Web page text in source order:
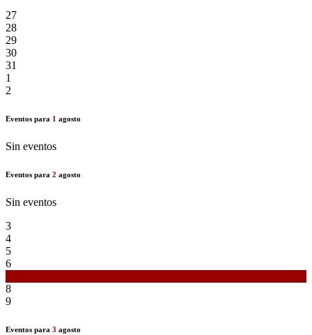
27
28
29
30
31
1
2
Eventos para 1 agosto
Sin eventos
Eventos para 2 agosto
Sin eventos
3
4
5
6
8
9
Eventos para 3 agosto